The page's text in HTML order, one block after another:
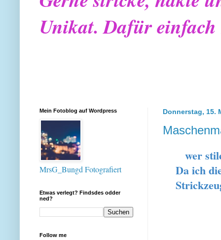
Unikat. Dafür
Donnerstag, 15.
wer
Da ich
Mein Fotoblog auf Wordpress
MrsG_Bungd Fotografiert
Etwas verlegt? Findsdes odder
ned?
Follow me